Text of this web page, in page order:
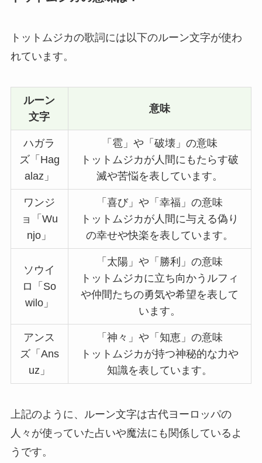
トットムジカの歌詞には以下のルーン文字が使わ
れています。
ルーン
文字
意味
ハガラ
ズ「Hag
alaz」
「雹」や「破壊」の意味
トットムジカが人間にもたらす破
滅や苦悩を表しています。
ワンジ
ョ「Wu
njo」
「喜び」や「幸福」の意味
トットムジカが人間に与える偽り
の幸せや快楽を表しています。
ソウイ
ロ「So
wilo」
「太陽」や「勝利」の意味
トットムジカに立ち向かうルフィ
や仲間たちの勇気や希望を表して
います。
アンス
ズ「Ans
uz」
「神々」や「知恵」の意味
トットムジカが持つ神秘的な力や
知識を表しています。
上記のように、ルーン文字は古代ヨーロッパの
人々が使っていた占いや魔法にも関係しているよ
うです。